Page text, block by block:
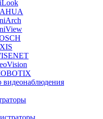
видеонаблюдения